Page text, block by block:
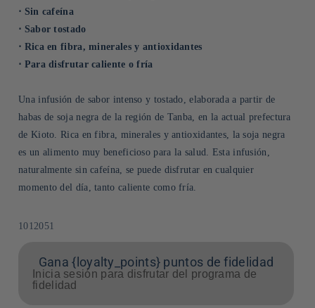
⋅ Sin cafeína
⋅ Sabor tostado
⋅ Rica en fibra, minerales y antioxidantes
⋅ Para disfrutar caliente o fría
Una infusión de sabor intenso y tostado, elaborada a partir de
habas de soja negra de la región de Tanba, en la actual prefectura
de Kioto. Rica en fibra, minerales y antioxidantes, la soja negra
es un alimento muy beneficioso para la salud. Esta infusión,
naturalmente sin cafeína, se puede disfrutar en cualquier
momento del día, tanto caliente como fría.
SKU:
1012051
Gana {loyalty_points} puntos de fidelidad
Inicia sesión para disfrutar del programa de
fidelidad